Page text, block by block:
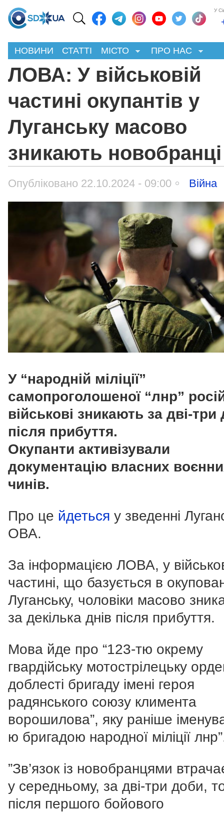
У
НОВИНИ СТАТТІ МІСТО ПРО НАС
ЛОВА: У військовій
частині окупантів у
Луганську масово
зникають новобранці
Опубліковано 22.10.2024 - 09:00 Війна
У “народній міліції”
самопроголошеної “лнр”
військові зникають за дві-три
після прибуття.
Окупанти активізували
документацію власних
чинів.
Про це йдеться у зведенні
ОВА.
За інформацією ЛОВА, у
частині, що базується в
Луганську, чоловіки масово
за декілька днів після прибуття.
Мова йде про “123-тю окрему
гвардійську мотострілецьку
доблесті бригаду імені героя
радянського союзу климента
ворошилова”, яку раніше
ю бригадою народної міліції
”Зв’язок із новобранцями
у середньому, за дві-три доби,
після першого бойового